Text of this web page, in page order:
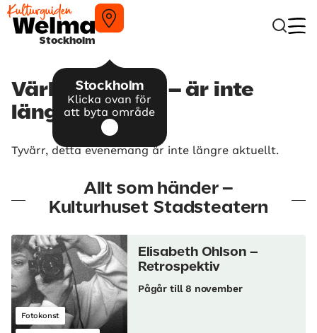
Stockholm
Stockholm
Klicka ovan för
att byta område
Världens band – är inte
längre aktuellt
Tyvärr, detta evenemang är inte längre aktuellt.
Allt som händer –
Kulturhuset Stadsteatern
Fotokonst
Elisabeth Ohlson –
Retrospektiv
Pågår till 8 november